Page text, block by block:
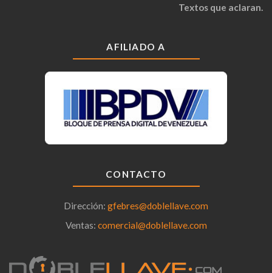
Textos que aclaran.
AFILIADO A
CONTACTO
Dirección: gfebres@doblellave.com
Ventas: comercial@doblellave.com